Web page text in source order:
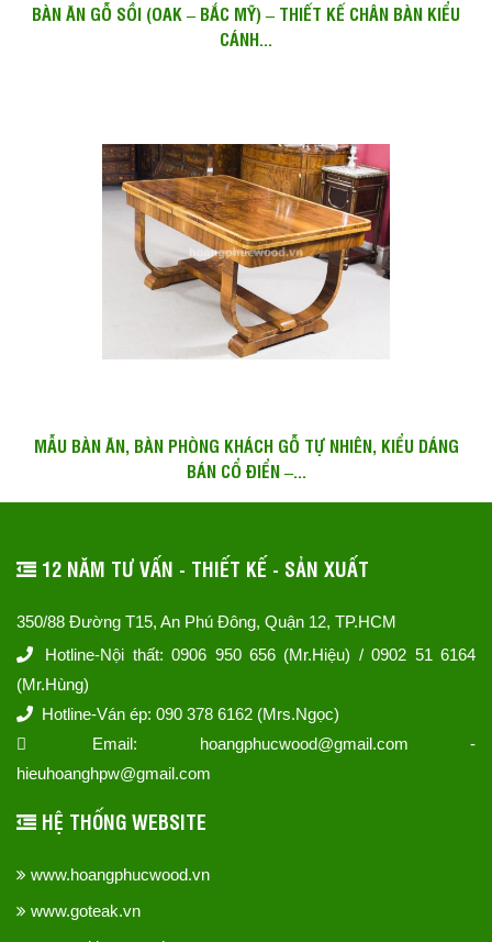
BÀN ĂN GỖ SỒI (OAK – BẮC MỸ) – THIẾT KẾ CHÂN BÀN KIỂU
CÁNH...
MẪU BÀN ĂN, BÀN PHÒNG KHÁCH GỖ TỰ NHIÊN, KIỂU DÁNG
BÁN CỔ ĐIỂN –...
12 NĂM TƯ VẤN - THIẾT KẾ - SẢN XUẤT
350/88 Đường T15, An Phú Đông, Quận 12, TP.HCM
Hotline-Nội thất: 0906 950 656 (Mr.Hiệu) / 0902 51 6164
(Mr.Hùng)
Hotline-Ván ép: 090 378 6162 (Mrs.Ngọc)
Email: hoangphucwood@gmail.com -
hieuhoanghpw@gmail.com
HỆ THỐNG WEBSITE
www.hoangphucwood.vn
www.goteak.vn